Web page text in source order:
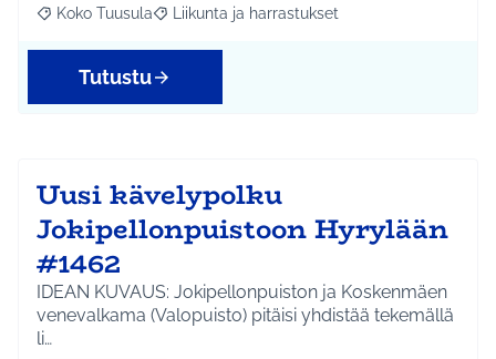
Rajaa tulokset aihepiirin mukaan: Koko Tuusula
Koko Tuusula Rajaa tulokset teeman mukaan: Liikunta ja
Liikunta ja harrastukset
Tutustu
Uusi kävelypolku
Jokipellonpuistoon Hyrylään
#1462
IDEAN KUVAUS: Jokipellonpuiston ja Koskenmäen
venevalkama (Valopuisto) pitäisi yhdistää tekemällä
li…